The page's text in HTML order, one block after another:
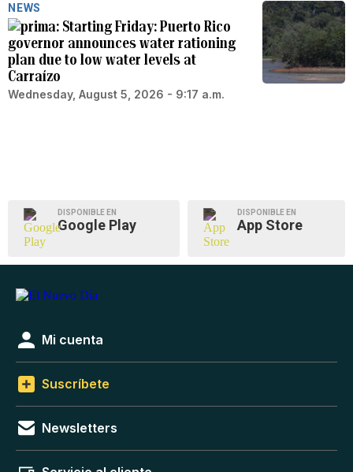
NEWS
Starting Friday: Puerto Rico
governor announces water rationing
plan due to low water levels at
Carraízo
Wednesday, August 5, 2026 - 9:17 a.m.
DISPONIBLE EN
Google Play
DISPONIBLE EN
App Store
Mi cuenta
Suscríbete
Newsletters